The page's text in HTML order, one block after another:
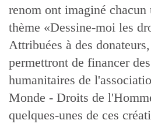
renom ont imaginé chacun
thème «Dessine-moi les
Attribuées à des
permettront de financer
humanitaires de
Monde - Droits de
quelques-unes de ces